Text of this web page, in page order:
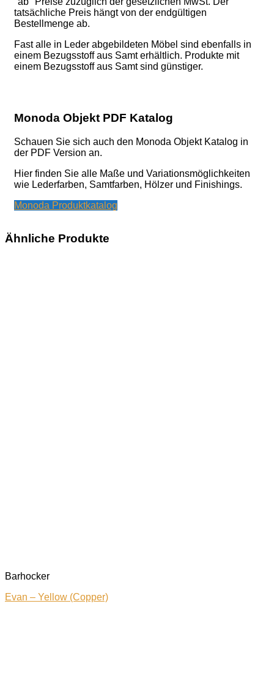
tatsächliche Preis hängt von der endgültigen
Bestellmenge ab.
Fast alle in Leder abgebildeten Möbel sind ebenfalls in
einem Bezugsstoff aus Samt erhältlich. Produkte mit
einem Bezugsstoff aus Samt sind günstiger.
Monoda Objekt PDF Katalog
Schauen Sie sich auch den Monoda Objekt Katalog in
der PDF Version an.
Hier finden Sie alle Maße und Variationsmöglichkeiten
wie Lederfarben, Samtfarben, Hölzer und Finishings.
Monoda Produktkatalog
Ähnliche Produkte
Barhocker
Evan – Yellow (Copper)